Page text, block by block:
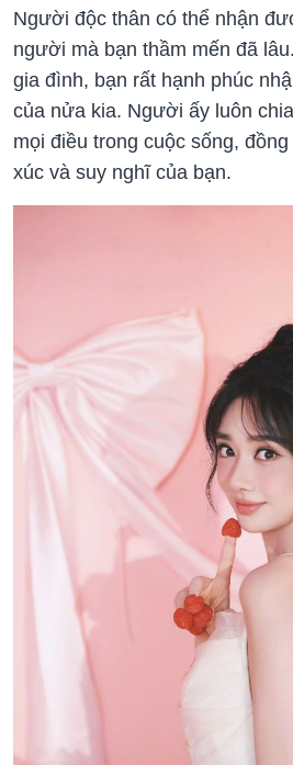
Người độc thân có thể nhận
người mà bạn thầm mến đã
gia đình, bạn rất hạnh phúc
của nửa kia. Người ấy luôn
mọi điều trong cuộc sống,
xúc và suy nghĩ của bạn.